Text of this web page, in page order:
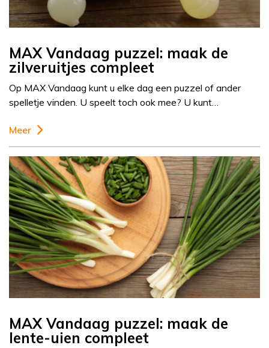
MAX Vandaag puzzel: maak de
zilveruitjes compleet
Op MAX Vandaag kunt u elke dag een puzzel of ander
spelletje vinden. U speelt toch ook mee? U kunt…
Meer
MAX Vandaag puzzel: maak de
lente-uien compleet